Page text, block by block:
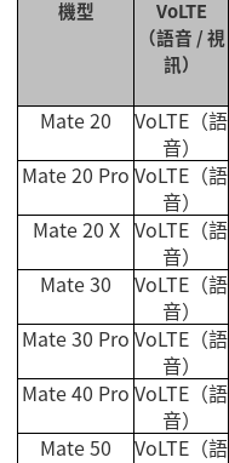
機型
VoLTE
（語音 /視
訊）
Mate 20 VoLTE （語
音）
Mate 20 Pro VoLTE （語
音）
Mate 20 X VoLTE （語
音）
Mate 30
VoLTE （語
音）
Mate 30 Pro VoLTE （語
音）
Mate 40 Pro VoLTE （語
音）
Mate 50
VoLTE （語